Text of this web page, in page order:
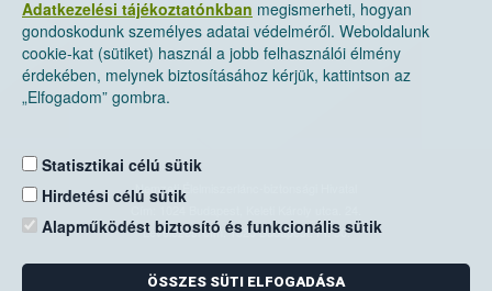
Adatkezelési tájékoztatónkban megismerheti, hogyan
gondoskodunk személyes adatai védelméről. Weboldalunk
cookie-kat (sütiket) használ a jobb felhasználói élmény
érdekében, melynek biztosításához kérjük, kattintson az
„Elfogadom” gombra.
Statisztikai célú sütik
Hirdetési célú sütik
Alapműködést biztosító és funkcionális sütik
ÖSSZES SÜTI ELFOGADÁSA
Nemzeti Élelmiszerlánc-biztonsági Hivatal
Levelezési cím: 1525 Budapest. Pf. 30.